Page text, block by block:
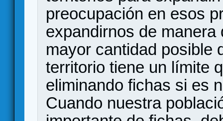
preocupación en esos
expandirnos de
mayor cantidad posible
territorio tiene un límite
eliminando fichas si es
Cuando nuestra